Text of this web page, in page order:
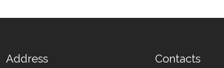
Address Contacts